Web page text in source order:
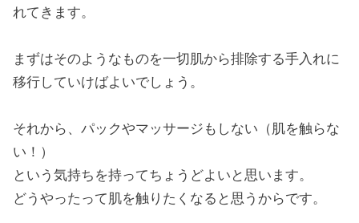
れてきます。
まずはそのようなものを一切肌から排除する手入れに
移行していけばよいでしょう。
それから、パックやマッサージもしない（肌を触らな
い！）
という気持ちを持ってちょうどよいと思います。
どうやったって肌を触りたくなると思うからです。